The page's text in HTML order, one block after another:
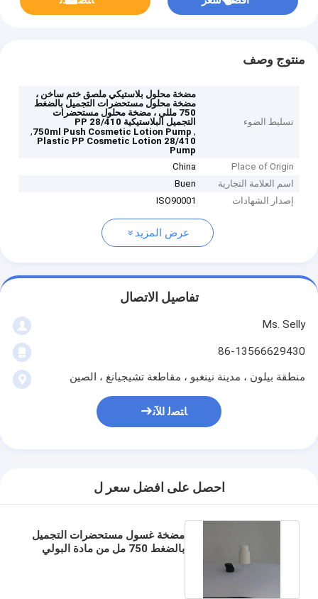
منتوج وصف
تسليط الضوء
مضخة محلول بلاستيكي ملصق ختم ساخن ،
مضخة محلول مستحضرات التجميل بالضغط
750 مللي ، مضخة محلول مستحضرات
التجميل البلاستيكية PP 28/410
,
750ml Push Cosmetic Lotion Pump
,
28/410 Plastic PP Cosmetic Lotion
Pump
Place of Origin
China
اسم العلامة التجارية
Buen
إصدار الشهادات
ISO90001
عرض المزيد
تفاصيل الاتصال
Ms. Selly
86-13566629430
منطقة بيلون ، مدينة نينغبو ، مقاطعة تشيجيانغ ، الصين
ﺎﺘﺼﻟ ﺍﻶﻧ
احصل على افضل سعر ل
مضخة غسول مستحضرات التجميل
بالضغط 750 مل من مادة البولي